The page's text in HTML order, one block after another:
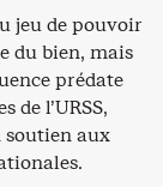
jeu de pouvoir
du bien, mais
prédate
de l’URSS,
soutien aux